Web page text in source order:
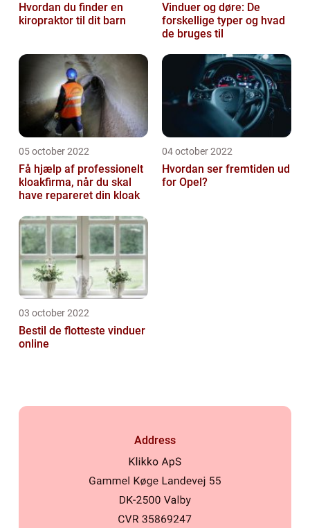
Hvordan du finder en
kiropraktor til dit barn
Vinduer og døre: De
forskellige typer og hvad
de bruges til
05 october 2022
Få hjælp af professionelt
kloakfirma, når du skal
have repareret din kloak
04 october 2022
Hvordan ser fremtiden ud
for Opel?
03 october 2022
Bestil de flotteste vinduer
online
Address